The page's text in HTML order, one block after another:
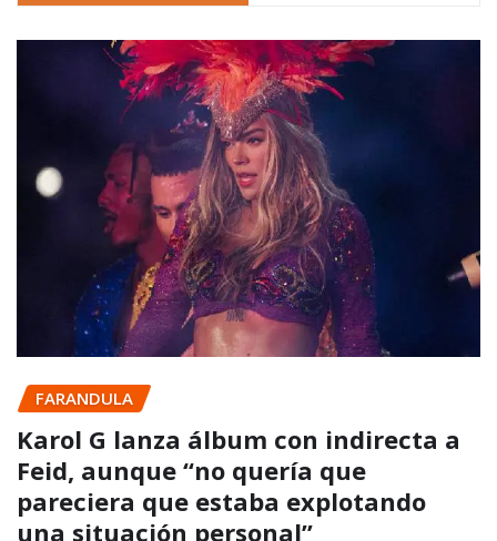
FARANDULA
Karol G lanza álbum con indirecta a
Feid, aunque “no quería que
pareciera que estaba explotando
una situación personal”